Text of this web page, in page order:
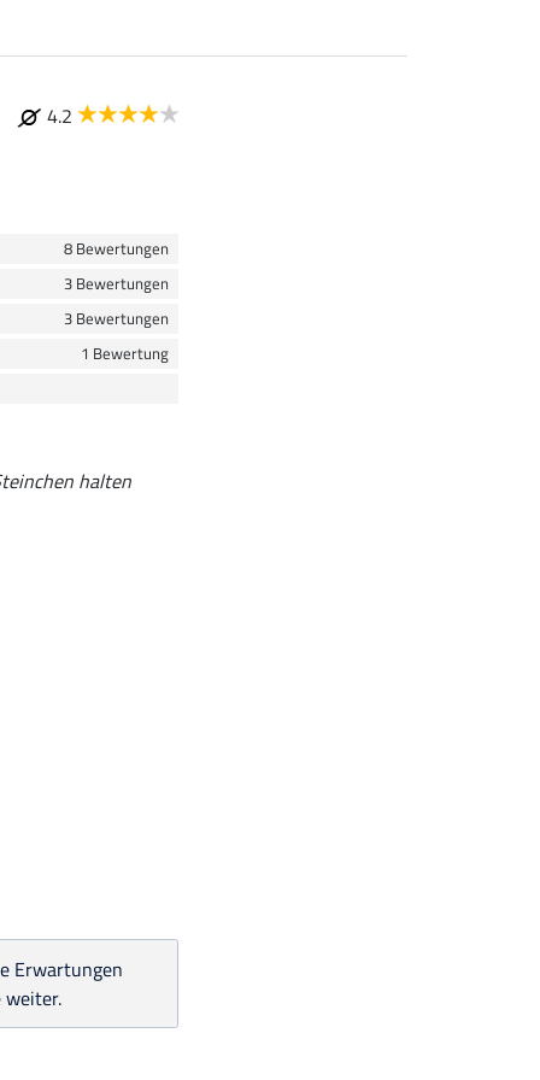
4.2
8 Bewertungen
3 Bewertungen
3 Bewertungen
1 Bewertung
halten
Erwartungen
weiter.